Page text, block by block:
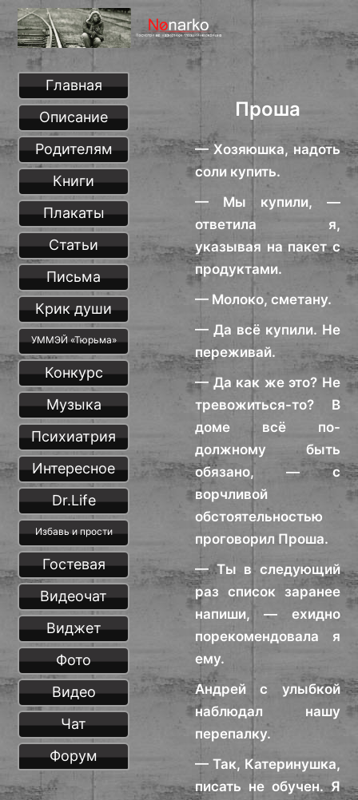
Проша
— Хозяюшка, надоть
соли купить.
— Мы купили, —
ответила я,
указывая на пакет с
продуктами.
— Молоко, сметану.
— Да всё купили. Не
переживай.
— Да как же это? Не
тревожиться-то? В
доме всё по-
должному быть
обязано, — с
ворчливой
обстоятельностью
проговорил Проша.
— Ты в следующий
раз список заранее
напиши, — ехидно
порекомендовала я
ему.
Андрей с улыбкой
наблюдал нашу
перепалку.
— Так, Катеринушка,
писать не обучен. Я
Главная
Описание
Родителям
Книги
Плакаты
Статьи
Письма
Крик души
УММЭЙ «Тюрьма»
Конкурс
Музыка
Психиатрия
Интересное
Dr.Life
Избавь и прости
Гостевая
Видеочат
Виджет
Фото
Видео
Чат
Форум